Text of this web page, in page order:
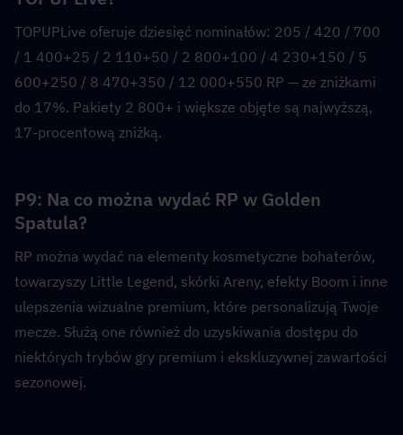
TOPUPLive oferuje dziesięć nominałów: 205 / 420 / 700
/ 1 400+25 / 2 110+50 / 2 800+100 / 4 230+150 / 5
600+250 / 8 470+350 / 12 000+550 RP — ze zniżkami
do 17%. Pakiety 2 800+ i większe objęte są najwyższą,
17-procentową zniżką.
P9: Na co można wydać RP w Golden
Spatula?
RP można wydać na elementy kosmetyczne bohaterów,
towarzyszy Little Legend, skórki Areny, efekty Boom i inne
ulepszenia wizualne premium, które personalizują Twoje
mecze. Służą one również do uzyskiwania dostępu do
niektórych trybów gry premium i ekskluzywnej zawartości
sezonowej.